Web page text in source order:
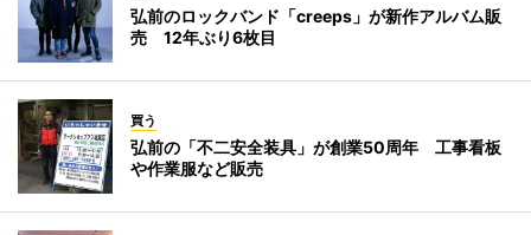
弘前のロックバンド「creeps」が新作アルバム販
売 12年ぶり6枚目
買う
弘前の「不二安全装具」が創業50周年 工事看板
や作業服など販売